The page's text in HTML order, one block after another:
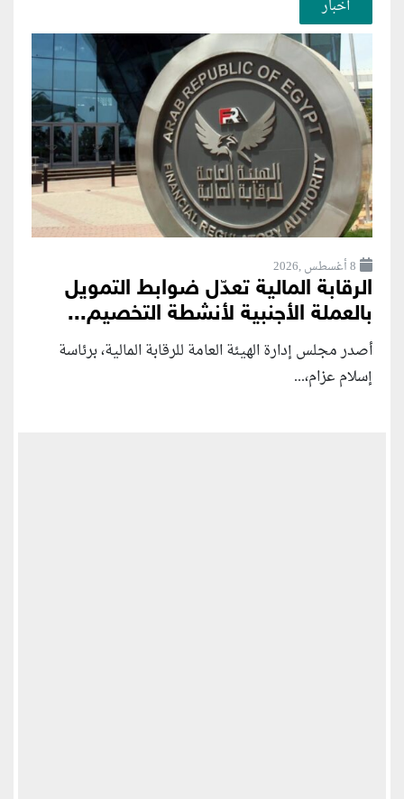
أخبار
8 أغسطس ,2026
الرقابة المالية تعدّل ضوابط التمويل
بالعملة الأجنبية لأنشطة التخصيم...
أصدر مجلس إدارة الهيئة العامة للرقابة المالية، برئاسة
إسلام عزام،...